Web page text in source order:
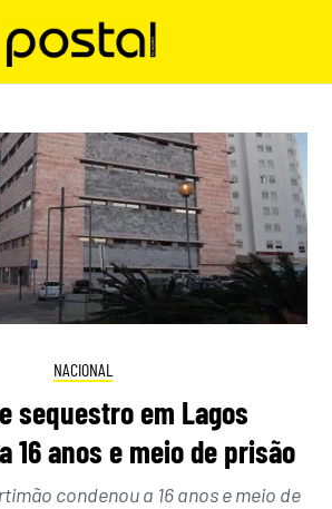
NACIONAL
sequestro em Lagos
16 anos e meio de prisão
condenou a 16 anos e meio de